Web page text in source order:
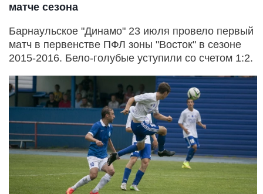
матче сезона
Барнаульское "Динамо" 23 июля провело первый
матч в первенстве ПФЛ зоны "Восток" в сезоне
2015-2016. Бело-голубые уступили со счетом 1:2.